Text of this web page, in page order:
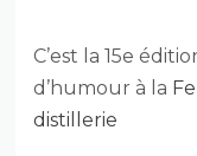
C’est la 15e
d’humour à la
distillerie